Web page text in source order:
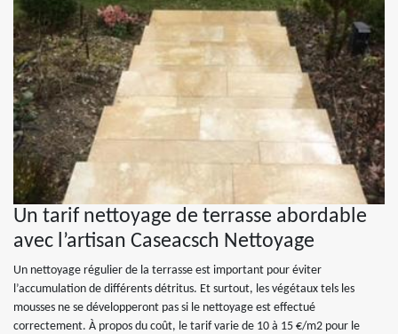
Un tarif nettoyage de terrasse abordable
avec l’artisan Caseacsch Nettoyage
Un nettoyage régulier de la terrasse est important pour éviter
l’accumulation de différents détritus. Et surtout, les végétaux tels les
mousses ne se développeront pas si le nettoyage est effectué
correctement. À propos du coût, le tarif varie de 10 à 15 €/m2 pour le